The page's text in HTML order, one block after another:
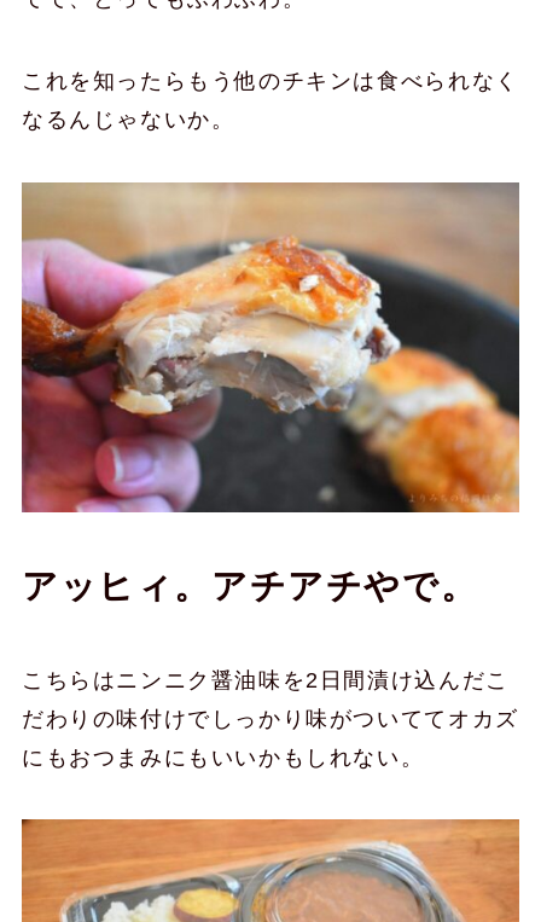
これを知ったらもう他のチキンは食べられなく
なるんじゃないか。
アッヒィ。アチアチやで。
こちらはニンニク醤油味を2日間漬け込んだこ
だわりの味付けでしっかり味がついててオカズ
にもおつまみにもいいかもしれない。